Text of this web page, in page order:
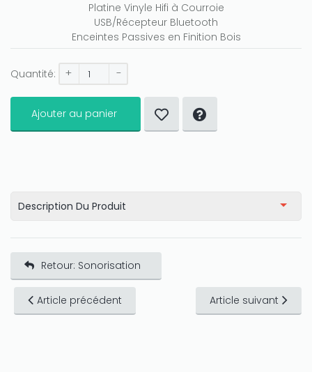
Platine Vinyle Hifi à Courroie
USB/Récepteur Bluetooth
Enceintes Passives en Finition Bois
Quantité: + -
Ajouter au panier
Description Du Produit
Retour: Sonorisation
Article précédent Article suivant